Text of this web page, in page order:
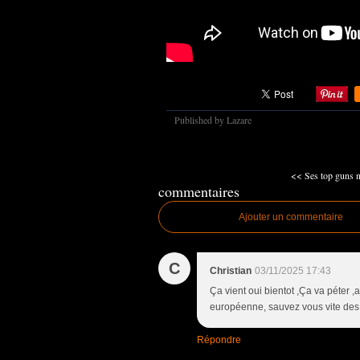
Published by Lazare
<< Ses top guns
commentaires
Ajouter un commentaire
C Christian 03/11/2025 17:43
Ça vient oui bientot ,Ça va péter
européenne, sauvez vous vite
Répondre